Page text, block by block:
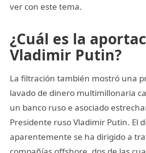
ver con este tema.
¿Cuál es la
Vladimir Putin?
La filtración también mostró una
lavado de dinero multimillonaria
un banco ruso e asociado
Presidente ruso Vladimir Putin. El
aparentemente se ha dirigido a